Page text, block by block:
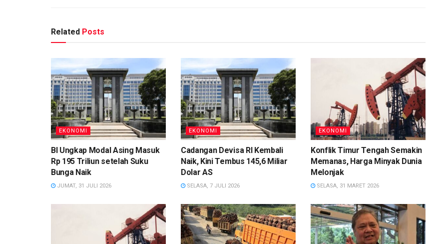
Related Posts
EKONOMI
BI Ungkap Modal Asing Masuk
Rp 195 Triliun setelah Suku
Bunga Naik
JUMAT, 31 JULI 2026
EKONOMI
Cadangan Devisa RI Kembali
Naik, Kini Tembus 145,6 Miliar
Dolar AS
SELASA, 7 JULI 2026
EKONOMI
Konflik Timur Tengah Semakin
Memanas, Harga Minyak Dunia
Melonjak
SELASA, 31 MARET 2026